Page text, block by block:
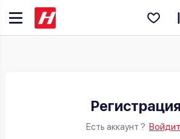
Регистрация
Есть аккаунт ?